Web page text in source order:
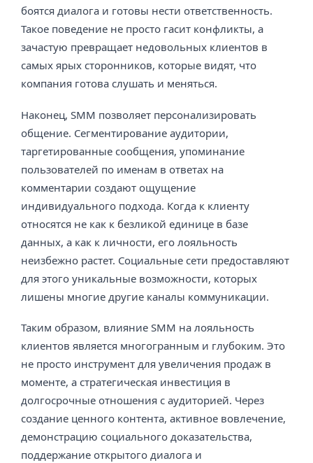
боятся диалога и готовы нести ответственность.
Такое поведение не просто гасит конфликты, а
зачастую превращает недовольных клиентов в
самых ярых сторонников, которые видят, что
компания готова слушать и меняться.
Наконец, SMM позволяет персонализировать
общение. Сегментирование аудитории,
таргетированные сообщения, упоминание
пользователей по именам в ответах на
комментарии создают ощущение
индивидуального подхода. Когда к клиенту
относятся не как к безликой единице в базе
данных, а как к личности, его лояльность
неизбежно растет. Социальные сети предоставляют
для этого уникальные возможности, которых
лишены многие другие каналы коммуникации.
Таким образом, влияние SMM на лояльность
клиентов является многогранным и глубоким. Это
не просто инструмент для увеличения продаж в
моменте, а стратегическая инвестиция в
долгосрочные отношения с аудиторией. Через
создание ценного контента, активное вовлечение,
демонстрацию социального доказательства,
поддержание открытого диалога и